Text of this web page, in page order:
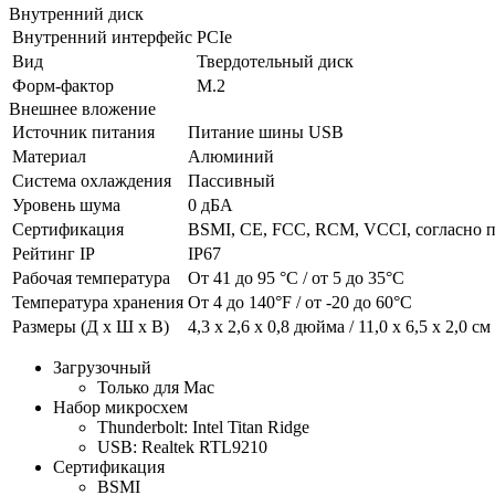
Внутренний диск
Внутренний интерфейс PCIe
Вид
Твердотельный диск
Форм-фактор
M.2
Внешнее вложение
Источник питания
Питание шины USB
Материал
Алюминий
Система охлаждения
Пассивный
Уровень шума
0 дБА
Сертификация
BSMI, CE, FCC, RCM, VCCI, согласно
Рейтинг IP
IP67
Рабочая температура
От 41 до 95 °C / от 5 до 35°C
Температура хранения От 4 до 140°F / от -20 до 60°C
Размеры (Д х Ш х В)
4,3 х 2,6 х 0,8 дюйма / 11,0 х 6,5 х 2,0 см
Загрузочный
Только для Mac
Набор микросхем
Thunderbolt: Intel Titan Ridge
USB: Realtek RTL9210
Сертификация
BSMI